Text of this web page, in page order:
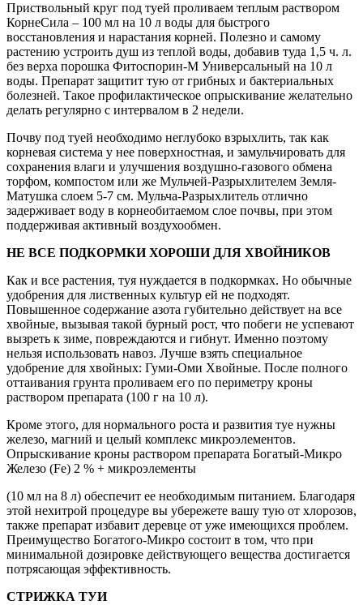
Приствольный круг под туей проливаем теплым раствором
КорнеСила – 100 мл на 10 л воды для быстрого
восстановления и нарастания корней. Полезно и самому
растению устроить душ из теплой воды, добавив туда 1,5 ч. л.
без верха порошка Фитоспорин-М Универсальный на 10 л
воды. Препарат защитит тую от грибных и бактериальных
болезней. Такое профилактическое опрыскивание желательно
делать регулярно с интервалом в 2 недели.
Почву под туей необходимо неглубоко взрыхлить, так как
корневая система у нее поверхностная, и замульчировать для
сохранения влаги и улучшения воздушно-газового обмена
торфом, компостом или же Мульчей-Разрыхлителем Земля-
Матушка слоем 5-7 см. Мульча-Разрыхлитель отлично
задерживает воду в корнеобитаемом слое почвы, при этом
поддерживая активный воздухообмен.
НЕ ВСЕ ПОДКОРМКИ ХОРОШИ ДЛЯ ХВОЙНИКОВ
Как и все растения, туя нуждается в подкормках. Но обычные
удобрения для лиственных культур ей не подходят.
Повышенное содержание азота губительно действует на все
хвойные, вызывая такой бурный рост, что побеги не успевают
вызреть к зиме, повреждаются и гибнут. Именно поэтому
нельзя использовать навоз. Лучше взять специальное
удобрение для хвойных: Гуми-Оми Хвойные. После полного
оттаивания грунта проливаем его по периметру кроны
раствором препарата (100 г на 10 л).
Кроме этого, для нормального роста и развития туе нужны
железо, магний и целый комплекс микроэлементов.
Опрыскивание кроны раствором препарата Богатый-Микро
Железо (Fe) 2 % + микроэлементы
(10 мл на 8 л) обеспечит ее необходимым питанием. Благодаря
этой нехитрой процедуре вы убережете вашу тую от хлорозов,
также препарат избавит деревце от уже имеющихся проблем.
Преимущество Богатого-Микро состоит в том, что при
минимальной дозировке действующего вещества достигается
потрясающая эффективность.
СТРИЖКА ТУИ